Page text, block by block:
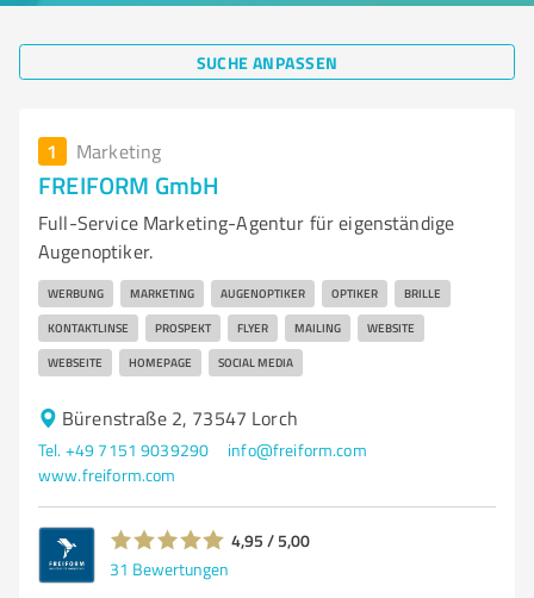
SUCHE ANPASSEN
1 Marketing
FREIFORM GmbH
Full-Service Marketing-Agentur für eigenständige
Augenoptiker.
WERBUNG MARKETING AUGENOPTIKER OPTIKER BRILLE
KONTAKTLINSE PROSPEKT FLYER MAILING WEBSITE
WEBSEITE HOMEPAGE SOCIAL MEDIA
Bürenstraße 2, 73547 Lorch
Tel. +49 7151 9039290
info@freiform.com
www.freiform.com
4,95 / 5,00
31 Bewertungen